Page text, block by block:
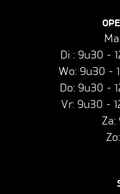
Di : 9u30 -
Wo: 9u30 -
Do: 9u30 -
Vr: 9u30 -